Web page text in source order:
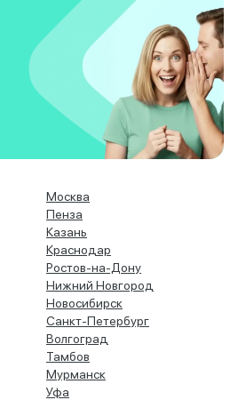
Москва
Пенза
Казань
Краснодар
Ростов-на-Дону
Нижний Новгород
Новосибирск
Санкт-Петербург
Волгоград
Тамбов
Мурманск
Уфа